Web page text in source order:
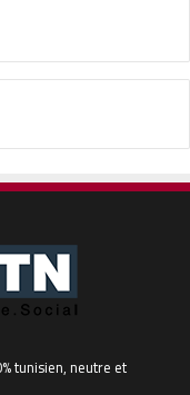
tunisien, neutre et